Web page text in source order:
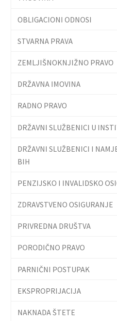
OBLIGACIONI ODNOSI
STVARNA PRAVA
ZEMLJIŠNOKNJIŽNO PRAVO
DRŽAVNA IMOVINA
RADNO PRAVO
DRŽAVNI SLUŽBENICI U
DRŽAVNI SLUŽBENICI I
BIH
PENZIJSKO I INVALIDSKO
ZDRAVSTVENO OSIGURANJE
PRIVREDNA DRUŠTVA
PORODIČNO PRAVO
PARNIČNI POSTUPAK
EKSPROPRIJACIJA
NAKNADA ŠTETE